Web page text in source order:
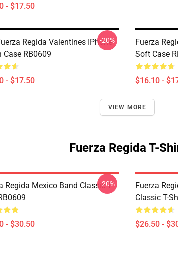
- $17.50
Regida Valentines IPhone
Case RB0609
- $17.50
-20%
Fuerza
Soft Case
$16.10 -
VIEW MORE
Fuerza Regida T-
Regida Mexico Band Classic T-
- $30.50
-20%
Fuerza
Classic T-
$26.50 -